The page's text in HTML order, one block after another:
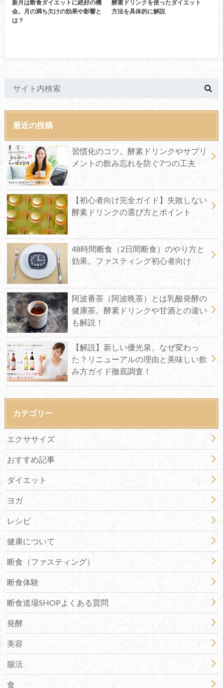
新月は断食ダイエットに絶好の機
会。月の満ち欠けの効果や影響と
は？
酵素ドリンクを使ったダイエット
方法を具体的に解説
最近の投稿
習慣化のコツ。酵素ドリンクやサプリ
メントの飲み忘れを防ぐ7つの工夫
【初心者向け完全ガイド】失敗しない
酵素ドリンクの選び方とポイント
48時間断食（2日間断食）のやり方と
効果。ファスティング初心者向け
阿波番茶（阿波晩茶）とは乳酸発酵の
健康茶。酵素ドリンクや甘酒との違い
も解説！
【解説】新しい優光泉、なぜ変わっ
た？リニューアルの理由と美味しい飲
み方ガイド徹底調査！
カテゴリー
エクササイズ
おすすめ記事
ダイエット
ヨガ
レシピ
健康について
断食（ファスティング）
断食体験
断食道場SHOPよくある質問
発酵
美容
腸活
食